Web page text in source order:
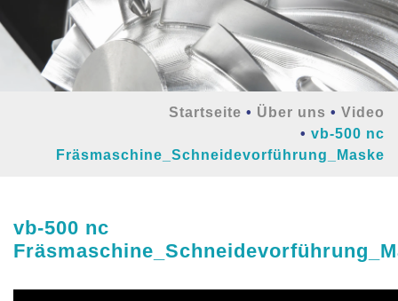
Startseite Über uns
Video
vb-500 nc
Fräsmaschine_Schneidevorführung_Maske
vb-500 nc